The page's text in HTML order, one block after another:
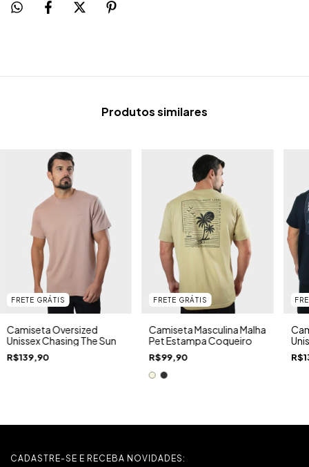
Produtos similares
FRETE GRÁTIS
Camiseta Oversized
Unissex Chasing The Sun
R$139,90
FRETE GRÁTIS
Camiseta Masculina Malha
Pet Estampa Coqueiro
R$99,90
CADASTRE-SE E RECEBA NOVIDADES: